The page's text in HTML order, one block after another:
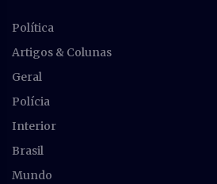
Política
Artigos & Colunas
Geral
Polícia
Interior
Brasil
Mundo